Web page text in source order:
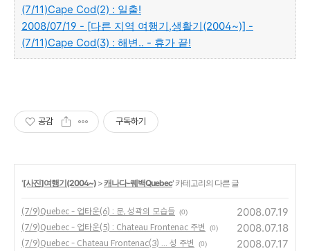
(7/11)Cape Cod(2) : 일출!
2008/07/19 - [다른 지역 여행기,생활기(2004~)] -
(7/11)Cape Cod(3) : 해변.. - 휴가 끝!
공감 구독하기
'[사진]여행기(2004~) >캐나다-퀘백Quebec' 카테고리의 다른 글
(7/9)Quebec - 업타운(6) : 문, 성곽의 모습들 (0) 2008.07.19
(7/9)Quebec - 업타운(5) : Chateau Frontenac 주변 (0) 2008.07.18
(7/9)Quebec - Chateau Frontenac(3) ... 성 주변 (0) 2008.07.17